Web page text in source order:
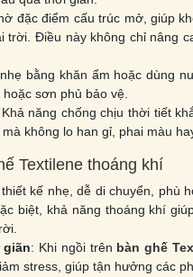
đặc điểm cấu trúc mở, giúp
Điều này không chỉ nâng
bằng khăn ẩm hoặc dùng
sơn phủ bảo vệ.
năng chống chịu thời tiết
không lo han gỉ, phai màu
Textilene thoáng khí
kế nhẹ, dễ di chuyển, phù
biệt, khả năng thoáng khí
giãn: Khi ngồi trên bàn ghế
stress, giúp tận hưởng các